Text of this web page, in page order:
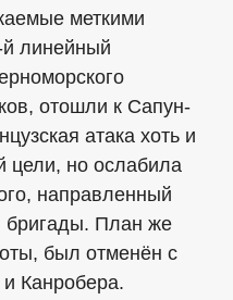
меткими
й линейный
отошли к Сапун-
атака хоть и
цели, но ослабила
направленный
бригады. План же
был отменён с
Канробера.